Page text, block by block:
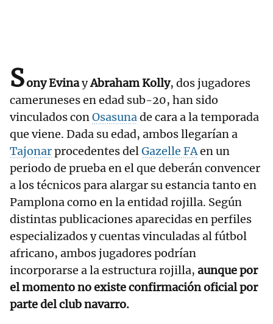
Sony EvinayAbraham Kolly, dos jugadores
cameruneses en edad sub-20, han sido
vinculados conOsasunade cara a la temporada
que viene. Dada su edad, ambos llegarían a
Tajonarprocedentes delGazelle FAen un
periodo de prueba en el que deberán convencer
a los técnicos para alargar su estancia tanto en
Pamplona como en la entidad rojilla. Según
distintas publicaciones aparecidas en perfiles
especializados y cuentas vinculadas al fútbol
africano, ambos jugadores podrían
incorporarse a la estructura rojilla, aunque por
el momento no existe confirmación oficial por
parte del club navarro.